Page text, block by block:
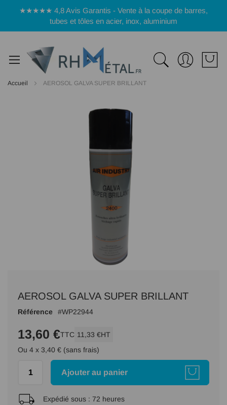
★★★★★ 4,8 Avis Garantis - Vente à la coupe de barres,
tubes et tôles en acier, inox, aluminium
Accueil AEROSOL GALVA SUPER BRILLANT
début
d’images
AEROSOL GALVA SUPER BRILLANT
Référence WP22944
13,60 €TTC 11,33 €HT
Ou 4 x 3,40 € (sans frais)
Ajouter au panier
Expédié sous : 72 heures